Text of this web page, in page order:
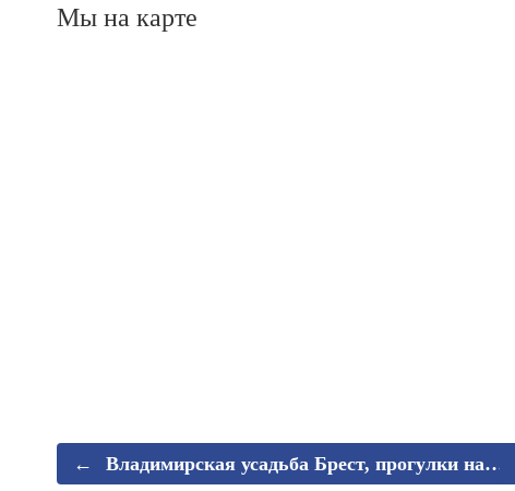
Мы на карте
← Владимирская усадьба Брест, прогулки на…